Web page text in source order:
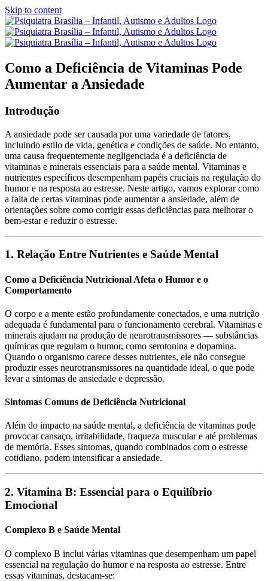
Skip to content
Como a Deficiência de Vitaminas Pode
Aumentar a Ansiedade
Introdução
A ansiedade pode ser causada por uma variedade de fatores,
incluindo estilo de vida, genética e condições de saúde. No entanto,
uma causa frequentemente negligenciada é a deficiência de
vitaminas e minerais essenciais para a saúde mental. Vitaminas e
nutrientes específicos desempenham papéis cruciais na regulação do
humor e na resposta ao estresse. Neste artigo, vamos explorar como
a falta de certas vitaminas pode aumentar a ansiedade, além de
orientações sobre como corrigir essas deficiências para melhorar o
bem-estar e reduzir o estresse.
1. Relação Entre Nutrientes e Saúde Mental
Como a Deficiência Nutricional Afeta o Humor e o
Comportamento
O corpo e a mente estão profundamente conectados, e uma nutrição
adequada é fundamental para o funcionamento cerebral. Vitaminas e
minerais ajudam na produção de neurotransmissores — substâncias
químicas que regulam o humor, como serotonina e dopamina.
Quando o organismo carece desses nutrientes, ele não consegue
produzir esses neurotransmissores na quantidade ideal, o que pode
levar a sintomas de ansiedade e depressão.
Sintomas Comuns de Deficiência Nutricional
Além do impacto na saúde mental, a deficiência de vitaminas pode
provocar cansaço, irritabilidade, fraqueza muscular e até problemas
de memória. Esses sintomas, quando combinados com o estresse
cotidiano, podem intensificar a ansiedade.
2. Vitamina B: Essencial para o Equilíbrio
Emocional
Complexo B e Saúde Mental
O complexo B inclui várias vitaminas que desempenham um papel
essencial na regulação do humor e na resposta ao estresse. Entre
essas vitaminas, destacam-se: